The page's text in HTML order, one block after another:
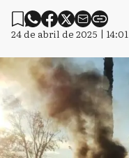
24 de abril de 2025 | 14:01